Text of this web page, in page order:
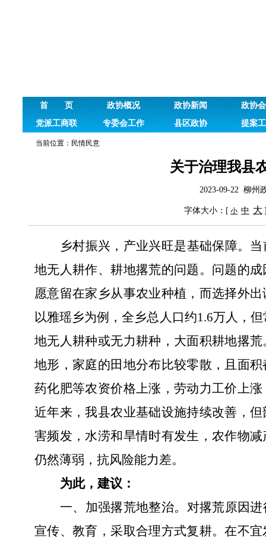
首 页 政协概况 政协新闻
政协
党派工商联
专委会工作 县区政协 提案
当前位置： 民情民意
关于治理我县
2023-09-22 柳州
字体大小：[ 小 中 大
乡村振兴，产业兴旺是基础保障。
地无人耕作、耕地撂荒的问题。问题的
愿意留在家乡从事农业种植，而选择外出
以雅瑶乡为例 ，全乡总人 口约1.6万人，
地无人耕种或无力耕种，大面积耕地撂荒
地形，家庭的田地分布比较零散，且面
药化肥等农资价格上涨，劳动力工价上
近年来，我县农业基础设施持续改善，
害频发，水涝和旱情时有发生，农作物
仍然薄弱，抗风险能力差。
为此，建议：
一、加强撂荒地整治。 对撂荒原因
宣传、教育， 采取合理方式复耕。在不宜